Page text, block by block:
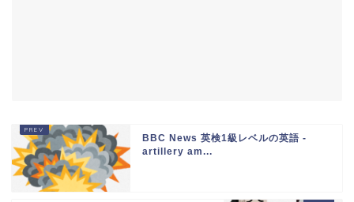
BBC News 英検1級レベルの英語 -
artillery am...